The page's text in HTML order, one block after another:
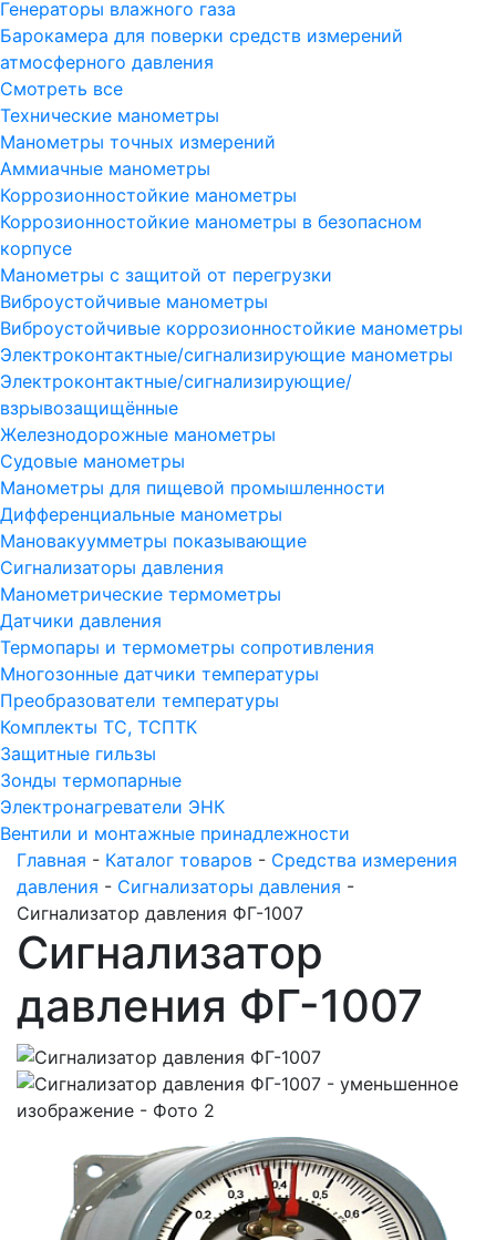
Генераторы влажного газа
Барокамера для поверки средств измерений
атмосферного давления
Смотреть все
Технические манометры
Манометры точных измерений
Аммиачные манометры
Коррозионностойкие манометры
Коррозионностойкие манометры в безопасном
корпусе
Манометры с защитой от перегрузки
Виброустойчивые манометры
Виброустойчивые коррозионностойкие манометры
Электроконтактные/сигнализирующие манометры
Электроконтактные/сигнализирующие/
взрывозащищённые
Железнодорожные манометры
Судовые манометры
Манометры для пищевой промышленности
Дифференциальные манометры
Мановакуумметры показывающие
Сигнализаторы давления
Манометрические термометры
Датчики давления
Термопары и термометры сопротивления
Многозонные датчики температуры
Преобразователи температуры
Комплекты ТС, ТСПТК
Защитные гильзы
Зонды термопарные
Электронагреватели ЭНК
Вентили и монтажные принадлежности
Главная - Каталог товаров - Средства измерения
давления - Сигнализаторы давления -
Сигнализатор давления ФГ-1007
Сигнализатор
давления ФГ-1007